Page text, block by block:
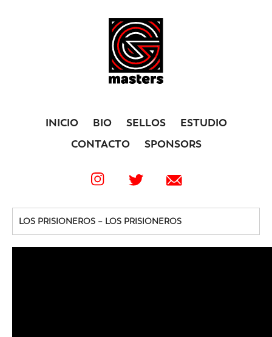
INICIO BIO SELLOS
ESTUDIO
CONTACTO
SPONSORS
LOS PRISIONEROS – LOS PRISIONEROS